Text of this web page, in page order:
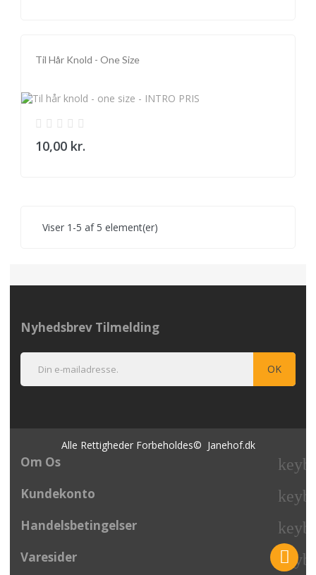
Til Hår Knold - One Size
10,00 kr.
Viser 1-5 af 5 element(er)
Nyhedsbrev Tilmelding
Alle Rettigheder Forbeholdes© Janehof.dk
Om Os
Kundekonto
Handelsbetingelser
Varesider